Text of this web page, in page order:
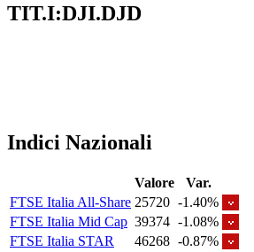
TIT.I:DJI.DJD
Indici Nazionali
Valore
Var.
FTSE Italia All-Share 25720 -1.40%
FTSE Italia Mid Cap 39374 -1.08%
FTSE Italia STAR
46268 -0.87%